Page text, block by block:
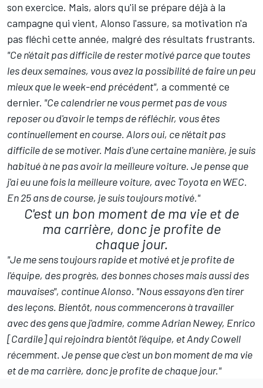
son exercice. Mais, alors qu'il se prépare déjà à la
campagne qui vient, Alonso l'assure, sa motivation n'a
pas fléchi cette année, malgré des résultats frustrants.
"Ce n'était pas difficile de rester motivé parce que toutes
les deux semaines, vous avez la possibilité de faire un peu
mieux que le week-end précédent", a commenté ce
dernier. "Ce calendrier ne vous permet pas de vous
reposer ou d'avoir le temps de réfléchir, vous êtes
continuellement en course. Alors oui, ce n'était pas
difficile de se motiver. Mais d'une certaine manière, je suis
habitué à ne pas avoir la meilleure voiture. Je pense que
j'ai eu une fois la meilleure voiture, avec Toyota en WEC.
En 25 ans de course, je suis toujours motivé."
C'est un bon moment de ma vie et de
ma carrière, donc je profite de
chaque jour.
"Je me sens toujours rapide et motivé et je profite de
l'équipe, des progrès, des bonnes choses mais aussi des
mauvaises", continue Alonso. "Nous essayons d'en tirer
des leçons. Bientôt, nous commencerons à travailler
avec des gens que j'admire, comme Adrian Newey, Enrico
[Cardile] qui rejoindra bientôt l'équipe, et Andy Cowell
récemment. Je pense que c'est un bon moment de ma vie
et de ma carrière, donc je profite de chaque jour."